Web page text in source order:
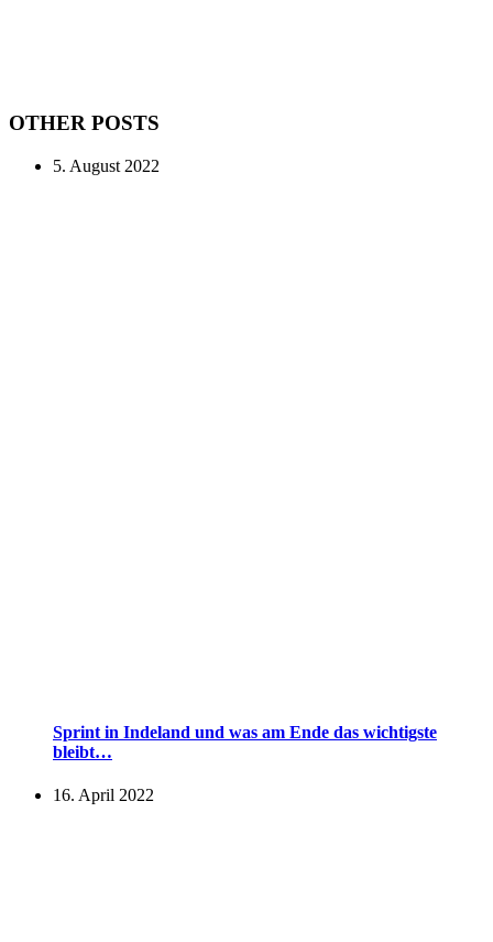
OTHER POSTS
5. August 2022
Sprint in Indeland und was am Ende das wichtigste
bleibt…
16. April 2022